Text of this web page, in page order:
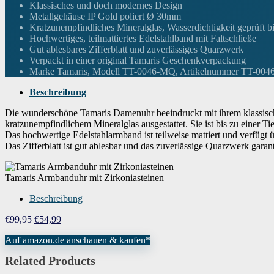
Armbandmaterial Edelstahl
Trägerbreite Damen Standard
Armbandfarbe Gold
Zifferblattfarbe Silber
Material der Lünette
Funktion der
Lünette
keine
Klassisches und doch modernes Design
Metallgehäuse IP Gold poliert Ø 30mm
Kratzunempfindliches Mineralglas, Wasserdichtigkeit geprüft
Hochwertiges, teilmattiertes Edelstahlband mit Faltschließe
Gut ablesbares Zifferblatt und zuverlässiges Quarzwerk
Verpackt in einer original Tamaris Geschenkverpackung
Marke Tamaris, Modell TT-0046-MQ, Artikelnummer TT-
Beschreibung
Die wunderschöne Tamaris Damenuhr beeindruckt mit ihrem
kratzunempfindlichem Mineralglas ausgestattet. Sie ist bis zu einer
Das hochwertige Edelstahlarmband ist teilweise mattiert und verfügt
Das Zifferblatt ist gut ablesbar und das zuverlässige Quarzwerk
Tamaris Armbanduhr mit Zirkoniasteinen
Beschreibung
€99,95 Ursprünglicher
war:
€54,99Aktueller
ist:
Auf amazon.de anschauen & kaufen*
Related Products